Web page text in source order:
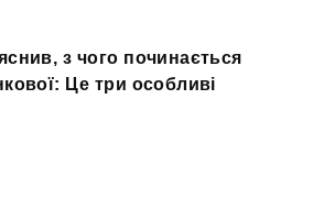
з чого починається
Це три особливі